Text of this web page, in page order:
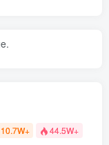
10.7W+ 44.5W+